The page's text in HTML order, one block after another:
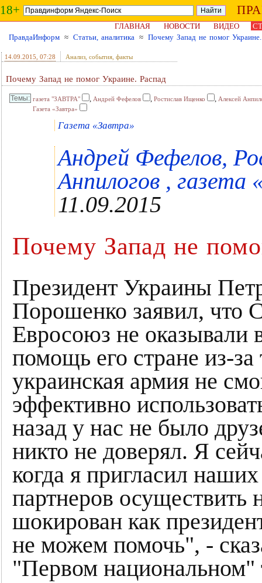
18+
ГЛАВНАЯ НОВОСТИ ВИДЕО
ПравдаИнформ ≈ Статьи, аналитика ≈ Почему Запад не помог
14.09.2015 , 07:28 Анализ, события, факты
Почему Запад не помог Украине. Распад
газета "ЗАВТРА" , Андрей Фефелов , Ростислав Ищенко , Алексей
Газета «Завтра»
Газета «Завтра»
Андрей Фефелов,
Анпилогов ,
11.09.2015
Почему Запад не
Президент Украины
Порошенко заявил,
Евросоюз не оказывали
помощь его стране из-за
украинская армия не
эффективно
назад у нас не было
никто не доверял. Я
когда я пригласил
партнеров
шокирован как
не можем помочь", -
"Первом национальном"